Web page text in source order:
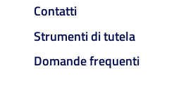
Contatti
Strumenti di tutela
Domande frequenti